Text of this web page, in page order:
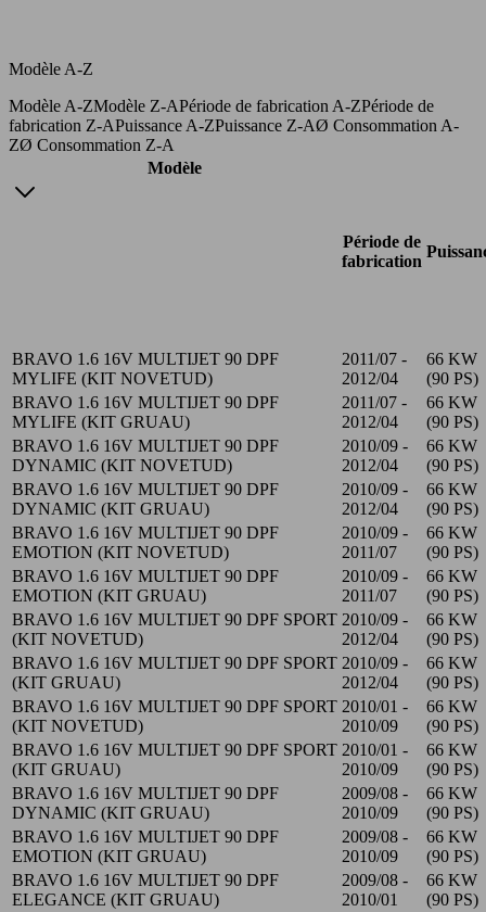
Modèle A-Z
Modèle A-ZModèle Z-APériode de fabrication A-ZPériode de
fabrication Z-APuissance A-ZPuissance Z-AØ Consommation A-
ZØ Consommation Z-A
Modèle
Période de
fabrication
BRAVO 1.6 16V MULTIJET 90 DPF
MYLIFE (KIT NOVETUD)
2011/07 -
2012/04
66 KW
(90 PS)
BRAVO 1.6 16V MULTIJET 90 DPF
MYLIFE (KIT GRUAU)
2011/07 -
2012/04
66 KW
(90 PS)
BRAVO 1.6 16V MULTIJET 90 DPF
DYNAMIC (KIT NOVETUD)
2010/09 -
2012/04
66 KW
(90 PS)
BRAVO 1.6 16V MULTIJET 90 DPF
DYNAMIC (KIT GRUAU)
2010/09 -
2012/04
66 KW
(90 PS)
BRAVO 1.6 16V MULTIJET 90 DPF
EMOTION (KIT NOVETUD)
2010/09 -
2011/07
66 KW
(90 PS)
BRAVO 1.6 16V MULTIJET 90 DPF
EMOTION (KIT GRUAU)
2010/09 -
2011/07
66 KW
(90 PS)
BRAVO 1.6 16V MULTIJET 90 DPF SPORT
(KIT NOVETUD)
2010/09 -
2012/04
66 KW
(90 PS)
BRAVO 1.6 16V MULTIJET 90 DPF SPORT
(KIT GRUAU)
2010/09 -
2012/04
66 KW
(90 PS)
BRAVO 1.6 16V MULTIJET 90 DPF SPORT
(KIT NOVETUD)
2010/01 -
2010/09
66 KW
(90 PS)
BRAVO 1.6 16V MULTIJET 90 DPF SPORT
(KIT GRUAU)
2010/01 -
2010/09
66 KW
(90 PS)
BRAVO 1.6 16V MULTIJET 90 DPF
DYNAMIC (KIT GRUAU)
2009/08 -
2010/09
66 KW
(90 PS)
BRAVO 1.6 16V MULTIJET 90 DPF
EMOTION (KIT GRUAU)
2009/08 -
2010/09
66 KW
(90 PS)
BRAVO 1.6 16V MULTIJET 90 DPF
ELEGANCE (KIT GRUAU)
2009/08 -
2010/01
66 KW
(90 PS)